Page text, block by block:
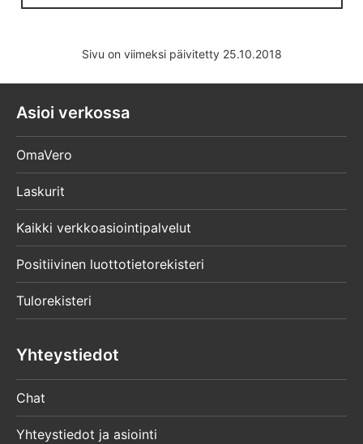
Sivu on viimeksi päivitetty 25.10.2018
Asioi verkossa
OmaVero
Laskurit
Kaikki verkkoasiointipalvelut
Positiivinen luottotietorekisteri
Tulorekisteri
Yhteystiedot
Chat
Yhteystiedot ja asiointi